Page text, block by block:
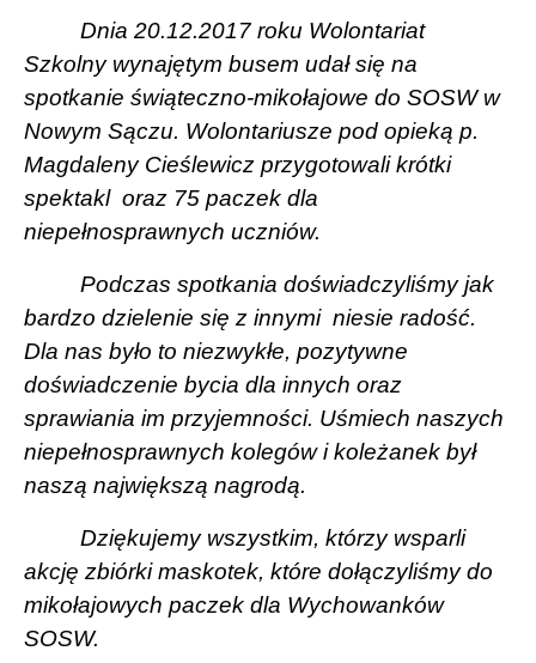
Dnia 20.12.2017 roku Wolontariat
Szkolny wynajętym busem udał się na
spotkanie świąteczno-mikołajowe do SOSW w
Nowym Sączu. Wolontariusze pod opieką p.
Magdaleny Cieślewicz przygotowali krótki
spektakl oraz 75 paczek dla
niepełnosprawnych uczniów.
Podczas spotkania doświadczyliśmy jak
bardzo dzielenie się z innymi niesie radość.
Dla nas było to niezwykłe, pozytywne
doświadczenie bycia dla innych oraz
sprawiania im przyjemności. Uśmiech naszych
niepełnosprawnych kolegów i koleżanek był
naszą największą nagrodą.
Dziękujemy wszystkim, którzy wsparli
akcję zbiórki maskotek, które dołączyliśmy do
mikołajowych paczek dla Wychowanków
SOSW.